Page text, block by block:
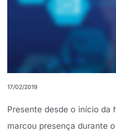
17/02/2019
Presente desde o início da
marcou presença durante